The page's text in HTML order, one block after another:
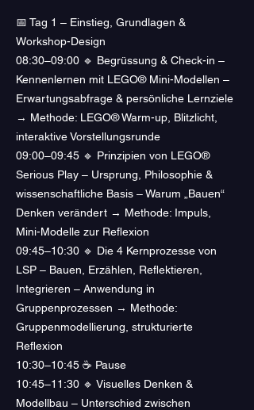
📅 Tag 1 – Einstieg, Grundlagen &
Workshop-Design
08:30–09:00 🔹 Begrüssung & Check-in –
Kennenlernen mit LEGO® Mini-Modellen –
Erwartungsabfrage & persönliche Lernziele
→ Methode: LEGO® Warm-up, Blitzlicht,
interaktive Vorstellungsrunde
09:00–09:45 🔹 Prinzipien von LEGO®
Serious Play – Ursprung, Philosophie &
wissenschaftliche Basis – Warum „Bauen“
Denken verändert → Methode: Impuls,
Mini-Modelle zur Reflexion
09:45–10:30 🔹 Die 4 Kernprozesse von
LSP – Bauen, Erzählen, Reflektieren,
Integrieren – Anwendung in
Gruppenprozessen → Methode:
Gruppenmodellierung, strukturierte
Reflexion
10:30–10:45 ☕ Pause
10:45–11:30 🔹 Visuelles Denken &
Modellbau – Unterschied zwischen